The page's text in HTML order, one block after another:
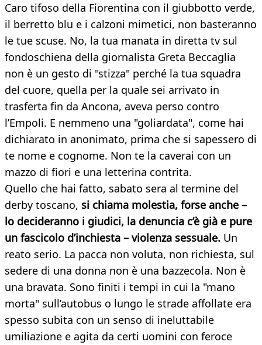
Caro tifoso della Fiorentina con il giubbotto verde,
il berretto blu e i calzoni mimetici, non basteranno
le tue scuse. No, la tua manata in diretta tv sul
fondoschiena della giornalista Greta Beccaglia
non è un gesto di "stizza" perché la tua squadra
del cuore, quella per la quale sei arrivato in
trasferta fin da Ancona, aveva perso contro
l’Empoli. E nemmeno una "goliardata", come hai
dichiarato in anonimato, prima che si sapessero di
te nome e cognome. Non te la caverai con un
mazzo di fiori e una letterina contrita.
Quello che hai fatto, sabato sera al termine del
derby toscano, si chiama molestia, forse anche –
lo decideranno i giudici, la denuncia c’è già e pure
un fascicolo d’inchiesta – violenza sessuale. Un
reato serio. La pacca non voluta, non richiesta, sul
sedere di una donna non è una bazzecola. Non è
una bravata. Sono finiti i tempi in cui la "mano
morta" sull’autobus o lungo le strade affollate era
spesso subìta con un senso di ineluttabile
umiliazione e agita da certi uomini con feroce